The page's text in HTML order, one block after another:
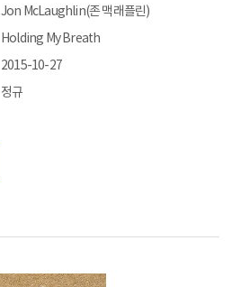
Jon McLaughlin(존 맥래플린)
Holding My Breath
2015-10-27
정규